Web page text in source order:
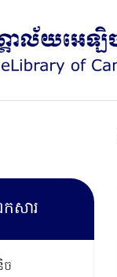
សារ
ច